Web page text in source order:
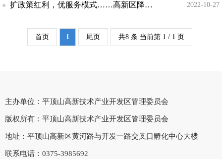
扩政策红利，优服务模式……高新区降低“四个成本”全力保障企业用工 2022-10-27
首页 1 尾页 共8 条 当前第 1 / 1 页
主办单位：平顶山高新技术产业开发区管理委员会
版权所有：平顶山高新技术产业开发区管理委员会
地址：平顶山高新区黄河路与开发一路交叉口孵化中心大楼
联系电话：0375-3985692